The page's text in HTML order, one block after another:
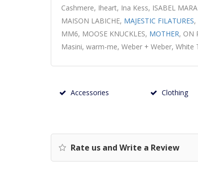
Cashmere, Iheart, Ina Kess, ISABEL
MAISON LABICHE, MAJESTIC FILATURES,
MM6, MOOSE KNUCKLES, MOTHER, ON
Masini, warm-me, Weber + Weber, White
Accessories Clothing
Rate us and Write a Review